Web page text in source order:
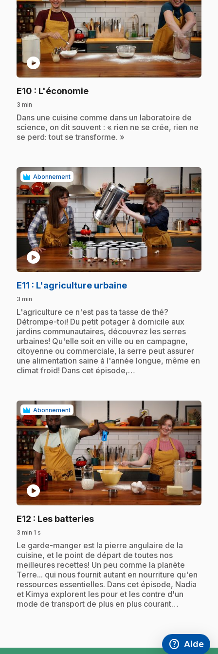
play_circle
E10 : L'économie.
3 min
.Dans une cuisine comme dans un laboratoire de
science, on dit souvent : « rien ne se crée, rien ne
se perd: tout se transforme. »
Abonnement
play_circle
E11 : L'agriculture urbaine.
3 min
.L'agriculture ce n'est pas ta tasse de thé?
Détrompe-toi! Du petit potager à domicile aux
jardins communautaires, découvrez les serres
urbaines! Qu'elle soit en ville ou en campagne,
citoyenne ou commerciale, la serre peut assurer
une alimentation saine à l'année longue, même en
climat froid! Dans cet épisode,…
Abonnement
play_circle
E12 : Les batteries.
3 min 1 s
.Le garde-manger est la pierre angulaire de la
cuisine, et le point de départ de toutes nos
meilleures recettes! Un peu comme la planète
Terre... qui nous fournit autant en nourriture qu'en
ressources essentielles. Dans cet épisode, Nadia
et Kimya explorent les pour et les contre d'un
mode de transport de plus en plus courant…
help
Accéder à
Aide
,Ce lien